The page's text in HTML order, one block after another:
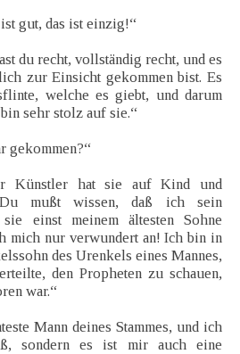
gut, das ist einzig!“
du recht, vollständig recht, und es
zur Einsicht gekommen bist. Es
welche es giebt, und darum
sehr stolz auf sie.“
gekommen?“
Künstler hat sie auf Kind und
mußt wissen, daß ich sein
einst meinem ältesten Sohne
mich nur verwundert an! Ich bin in
des Urenkels eines Mannes,
den Propheten zu schauen,
war.“
Mann deines Stammes, und ich
sondern es ist mir auch eine